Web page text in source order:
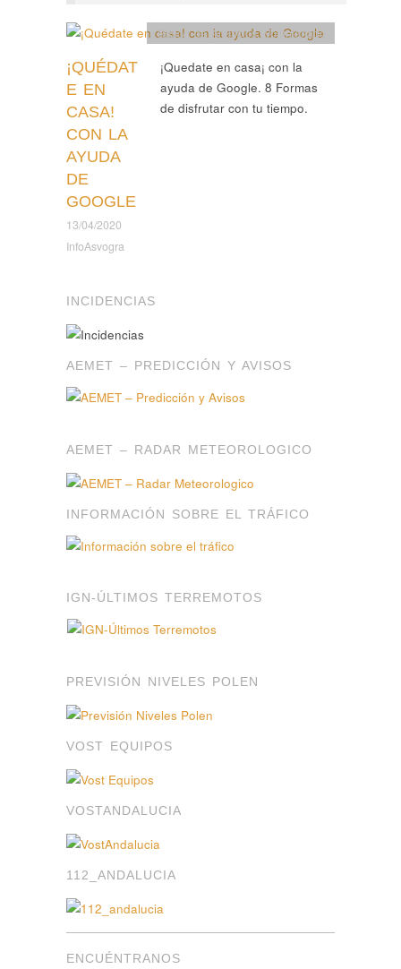
¡QUÉDAT
E EN
CASA!
CON LA
AYUDA
DE
GOOGLE
13/04/2020
InfoAsvogra
Tablón de Anuncios, Voluntariado
¡Quedate en casa¡ con la
ayuda de Google. 8 Formas
de disfrutar con tu tiempo.
INCIDENCIAS
AEMET – PREDICCIÓN Y AVISOS
AEMET – RADAR METEOROLOGICO
INFORMACIÓN SOBRE EL TRÁFICO
IGN-ÚLTIMOS TERREMOTOS
PREVISIÓN NIVELES POLEN
VOST EQUIPOS
VOSTANDALUCIA
112_ANDALUCIA
ENCUÉNTRANOS